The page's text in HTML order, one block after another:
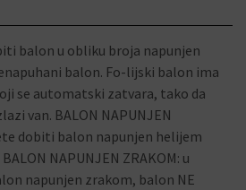
balon u obliku broja napunjen
balon. Fo-lijski balon ima
se automatski zatvara, tako da
van. BALON NAPUNJEN
dobiti balon napunjen helijem
NAPUNJEN ZRAKOM: u
napunjen zrakom, balon NE